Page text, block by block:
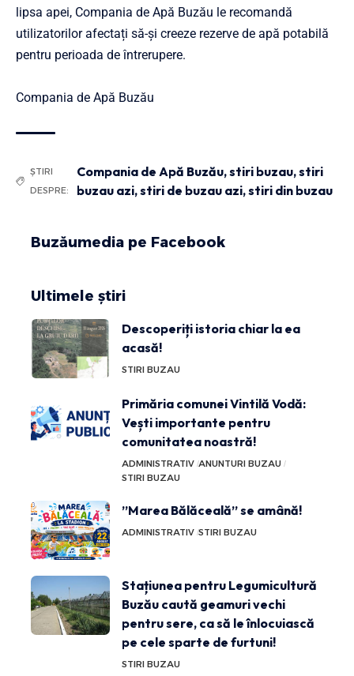
lipsa apei, Compania de Apă Buzău le recomandă
utilizatorilor afectați să-şi creeze rezerve de apă potabilă
pentru perioada de întrerupere.
Compania de Apă Buzău
ȘTIRI
DESPRE:
Compania de Apă Buzău,stiri buzau,stiri
buzau azi,stiri de buzau azi,stiri din buzau
Buzăumedia pe Facebook
Ultimele știri
Descoperiți istoria chiar la ea
acasă!
STIRI BUZAU
Primăria comunei Vintilă Vodă:
Vești importante pentru
comunitatea noastră!
ADMINISTRATIV ANUNTURI BUZAU
STIRI BUZAU
”Marea Bălăceală” se amână!
ADMINISTRATIV STIRI BUZAU
Stațiunea pentru Legumicultură
Buzău caută geamuri vechi
pentru sere, ca să le înlocuiască
pe cele sparte de furtuni!
STIRI BUZAU